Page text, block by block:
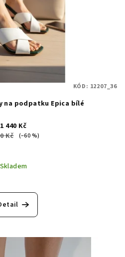
na podpatku Epica bílé
1 440 Kč
Kč
(–60 %)
Skladem
KÓD: 12207_36